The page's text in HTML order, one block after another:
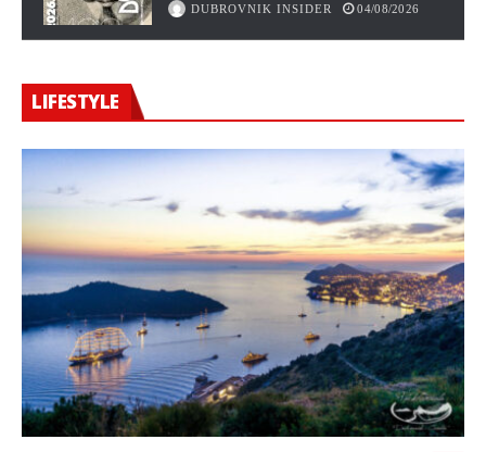
DUBROVNIK INSIDER 04/08/2026
LIFESTYLE